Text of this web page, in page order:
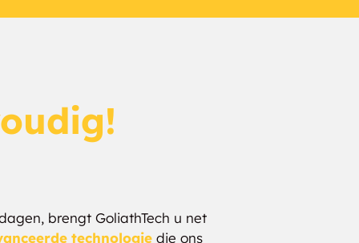
brengt GoliathTech u net
technologie die ons